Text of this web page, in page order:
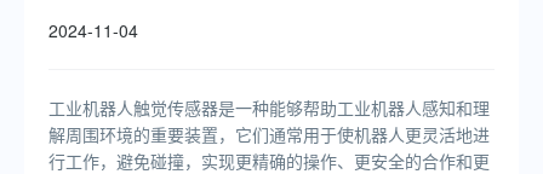
2024-11-04
工业机器人触觉传感器是一种能够帮助工业机器人感知和理
解周围环境的重要装置，它们通常用于使机器人更灵活地进
行工作，避免碰撞，实现更精确的操作、更安全的合作和更